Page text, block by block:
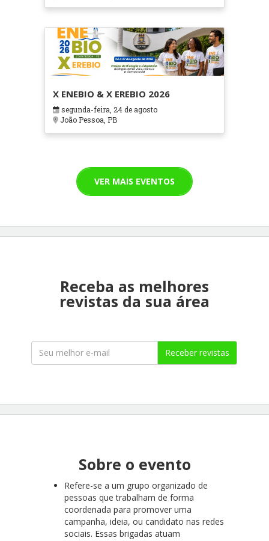
X ENEBIO & X EREBIO 2026
segunda-feira, 24 de agosto
João Pessoa, PB
VER MAIS EVENTOS
Receba as melhores
revistas da sua área
Receber revistas
Sobre o evento
Refere-se a um grupo organizado de
pessoas que trabalham de forma
coordenada para promover uma
campanha, ideia, ou candidato nas redes
sociais. Essas brigadas atuam